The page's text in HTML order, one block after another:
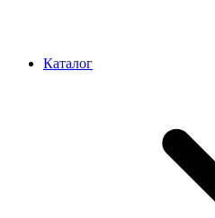
Каталог